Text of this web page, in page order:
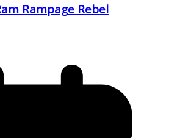
Rampage Rebel